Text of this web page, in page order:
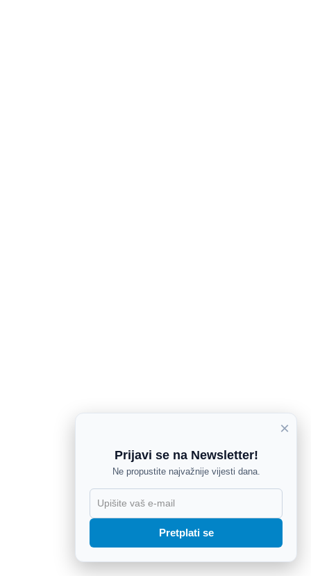
×
Prijavi se na Newsletter!
Ne propustite najvažnije vijesti dana.
Pretplati se